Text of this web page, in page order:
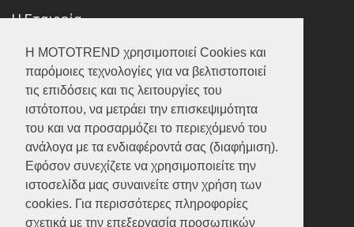
Η MOTOTREND χρησιμοποιεί Cookies και
παρόμοιες τεχνολογίες για να βελτιστοποιεί
τις επιδόσεις και τις λειτουργίες του
ιστότοπου, να μετράει την επισκεψιμότητα
του και να προσαρμόζει το περιεχόμενό του
ανάλογα με τα ενδιαφέροντά σας (διαφήμιση).
Εφόσον συνεχίζετε να χρησιμοποιείτε την
ιστοσελίδα μας συναινείτε στην χρήση των
cookies. Για περισσότερες πληροφορίες
σχετικά με την επεξεργασία προσωπικών
Η Εταιρεία
Brands
Νέα
Οικονομικά στοιχεία
Υποστήριξη
Επικοινωνία